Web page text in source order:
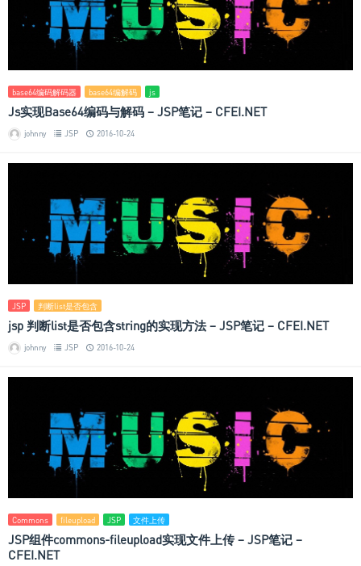
base64编码解码器 base64编解码 js
Js实现Base64编码与解码 – JSP笔记 – CFEI.NET
johnny JSP 2016-10-24
JSP 判断list是否包含
jsp 判断list是否包含string的实现方法 – JSP笔记 – CFEI.NET
johnny JSP 2016-10-24
Commons fileupload JSP 文件上传
JSP组件commons-fileupload实现文件上传 – JSP笔记 –
CFEI.NET